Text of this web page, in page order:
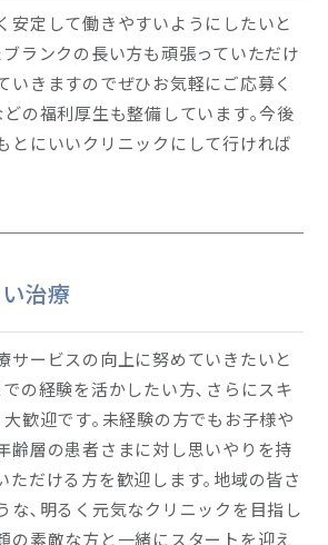
安定して働きやすいようにしたいと
ランクの長い方も頑張っていただけ
いきますのでぜひお気軽にご応募く
の福利厚生も整備しています｡今後
とにいいクリニックにして行ければ
治療
サービスの向上に努めていきたいと
の経験を活かしたい方､さらにスキ
歓迎です｡未経験の方でもお子様や
齢層の患者さまに対し思いやりを持
ただける方を歓迎します｡地域の皆さ
な､明るく元気なクリニックを目指し
の素敵な方と一緒にスタートを迎え